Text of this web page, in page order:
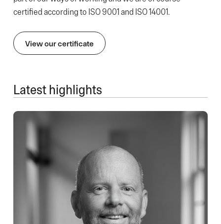
certified according to ISO 9001 and ISO 14001.
View our certificate
Latest highlights